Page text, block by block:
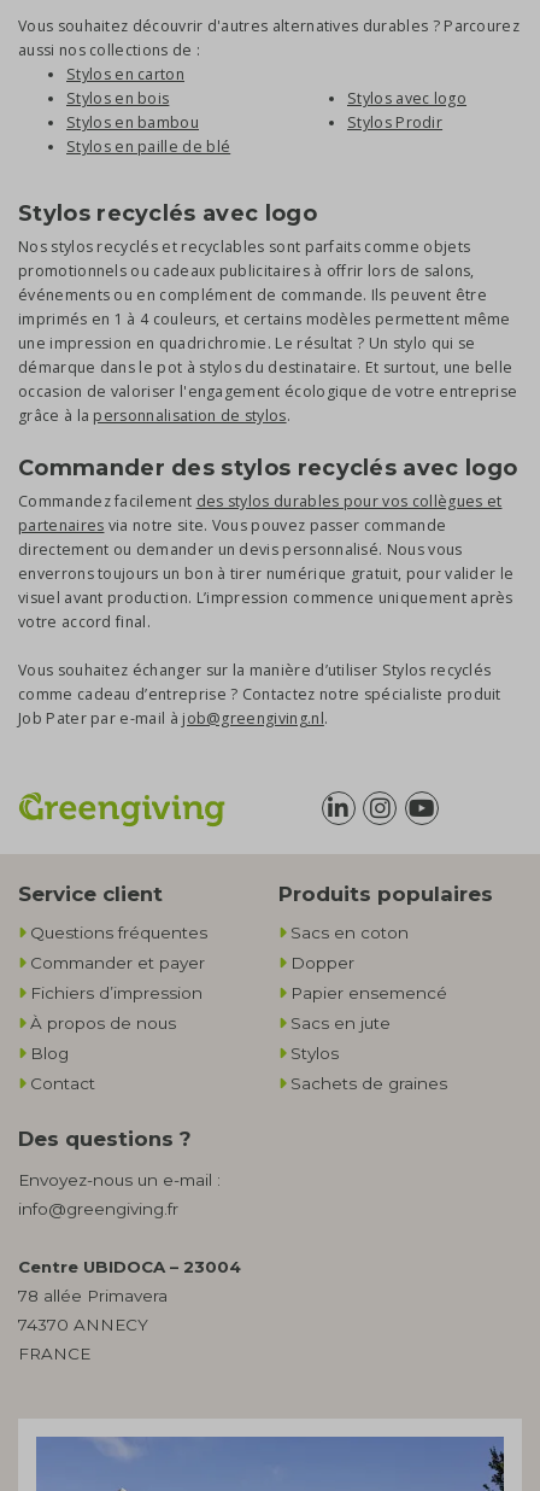
Vous souhaitez découvrir d'autres alternatives durables ? Parcourez
aussi nos collections de :
Stylos en carton
Stylos en bois
Stylos en bambou
Stylos en paille de blé
Stylos avec logo
Stylos Prodir
Stylos recyclés avec logo
Nos stylos recyclés et recyclables sont parfaits comme objets
promotionnels ou cadeaux publicitaires à offrir lors de salons,
événements ou en complément de commande. Ils peuvent être
imprimés en 1 à 4 couleurs, et certains modèles permettent même
une impression en quadrichromie. Le résultat ? Un stylo qui se
démarque dans le pot à stylos du destinataire. Et surtout, une belle
occasion de valoriser l'engagement écologique de votre entreprise
grâce à la personnalisation de stylos.
Commander des stylos recyclés avec logo
Commandez facilement des stylos durables pour vos collègues et
partenaires via notre site. Vous pouvez passer commande
directement ou demander un devis personnalisé. Nous vous
enverrons toujours un bon à tirer numérique gratuit, pour valider le
visuel avant production. L’impression commence uniquement après
votre accord final.
Vous souhaitez échanger sur la manière d’utiliser Stylos recyclés
comme cadeau d’entreprise ? Contactez notre spécialiste produit
Job Pater par e-mail à job@greengiving.nl.
Service client
Questions fréquentes
Commander et payer
Fichiers d’impression
À propos de nous
Blog
Contact
Produits populaires
Sacs en coton
Dopper
Papier ensemencé
Sacs en jute
Stylos
Sachets de graines
Des questions ?
Envoyez-nous un e-mail :
info@greengiving.fr
Centre UBIDOCA – 23004
78 allée Primavera
74370 ANNECY
FRANCE